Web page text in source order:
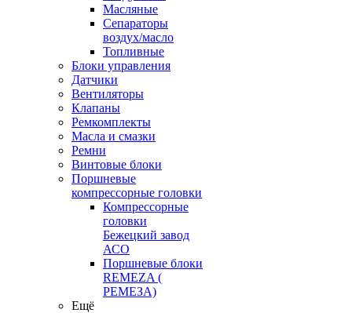
Масляные
Сепараторы
воздух/масло
Топливные
Блоки управления
Датчики
Вентиляторы
Клапаны
Ремкомплекты
Масла и смазки
Ремни
Винтовые блоки
Поршневые
компрессорные головки
Компрессорные
головки
Бежецкий завод
АСО
Поршневые блоки
REMEZA (
РЕМЕЗА)
Ещё